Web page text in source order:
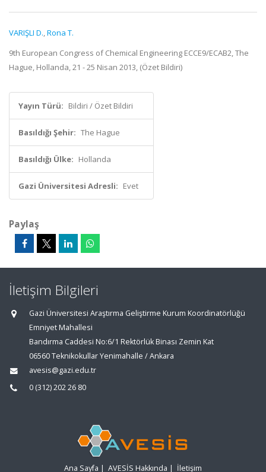
VARIŞLI D.,Rona T.
9th European Congress of Chemical Engineering ECCE9/ECAB2, The
Hague, Hollanda, 21 - 25 Nisan 2013, (Özet Bildiri)
Yayın Türü: Bildiri / Özet Bildiri
Basıldığı Şehir: The Hague
Basıldığı Ülke: Hollanda
Gazi Üniversitesi Adresli: Evet
Paylaş
İletişim Bilgileri
Gazi Üniversitesi Araştırma Geliştirme Kurum Koordinatörlüğü
Emniyet Mahallesi
Bandırma Caddesi No:6/1 Rektörlük Binası Zemin Kat
06560 Teknikokullar Yenimahalle / Ankara
avesis@gazi.edu.tr
0 (312) 202 26 80
Ana Sayfa | AVESİS Hakkında | İletişim